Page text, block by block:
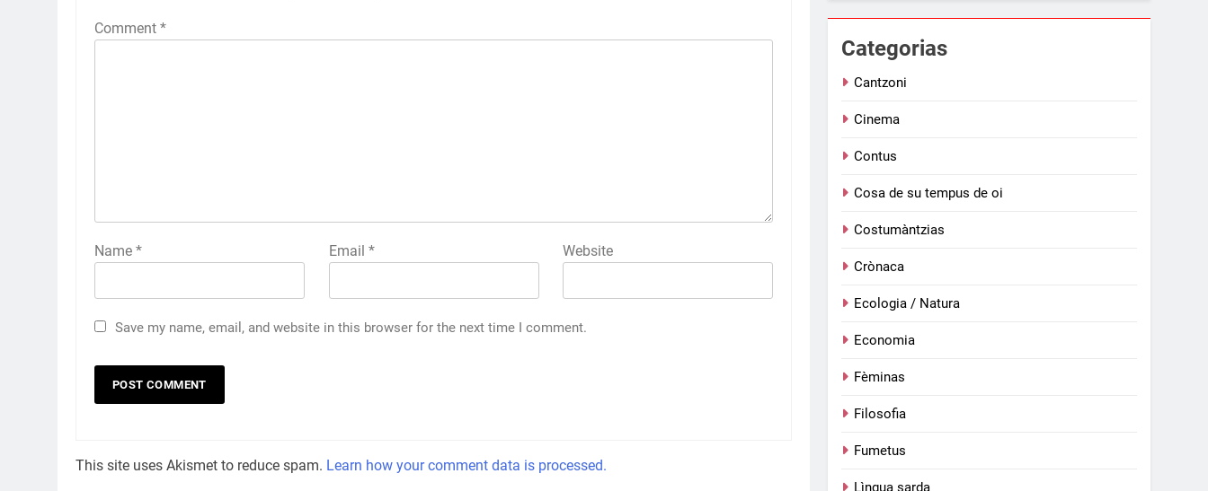
Comment *
Name * Email * Website
Save my name, email, and website in this browser for the next time I comment.
This site uses Akismet to reduce spam. Learn how your comment data is processed.
Categorias
Cantzoni
Cinema
Contus
Cosa de su tempus de oi
Costumàntzias
Crònaca
Ecologia / Natura
Economia
Fèminas
Filosofia
Fumetus
Lìngua sarda